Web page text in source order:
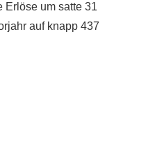
Erlöse um satte 31
auf knapp 437